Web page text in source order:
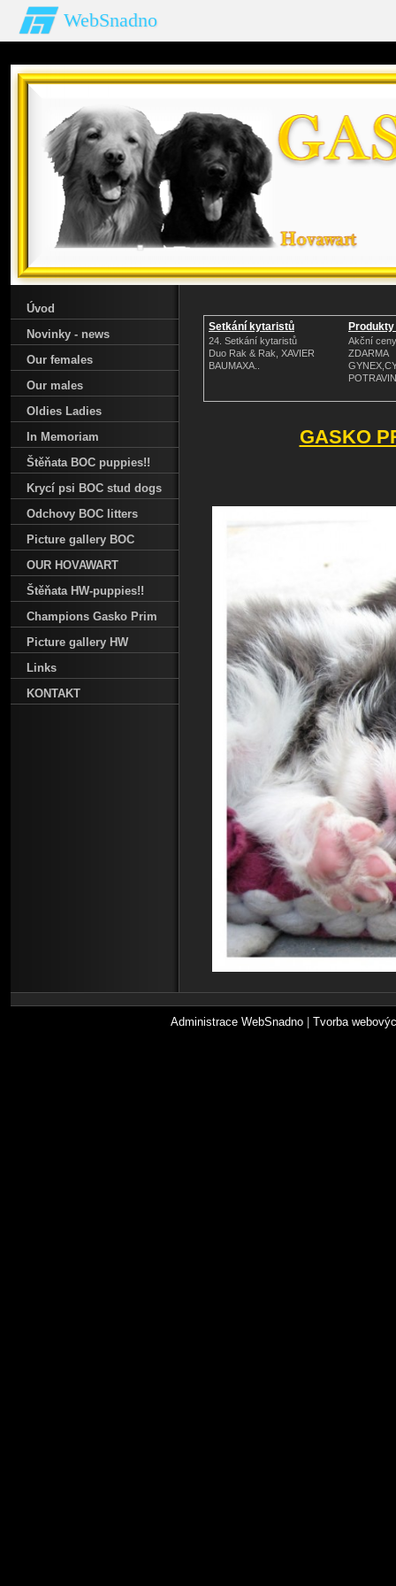
WebSnadno
Setkání kytaristů
24. Setkání kytaristů
Duo Rak & Rak, XAVIER
BAUMAXA..
Akční
ZDARMA
GASKO
Úvod
Novinky - news
Our females
Our males
Oldies Ladies
In Memoriam
Štěňata BOC puppies!!
Krycí psi BOC stud dogs
Odchovy BOC litters
Picture gallery BOC
OUR HOVAWART
Štěňata HW-puppies!!
Champions Gasko Prim
Picture gallery HW
Links
KONTAKT
Administrace WebSnadno Tvorba